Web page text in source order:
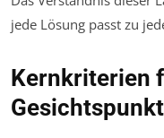
jede Lösung passt zu
Kernkriterien